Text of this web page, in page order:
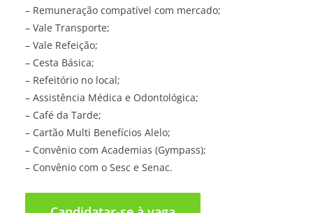
– Remuneração compatível com mercado;
– Vale Transporte;
– Vale Refeição;
– Cesta Básica;
– Refeitório no local;
– Assistência Médica e Odontológica;
– Café da Tarde;
– Cartão Multi Benefícios Alelo;
– Convênio com Academias (Gympass);
– Convênio com o Sesc e Senac.